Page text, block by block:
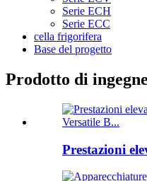
Serie ECH
Serie ECC
cella frigorifera
Base del progetto
Prodotto di
Prestazioni